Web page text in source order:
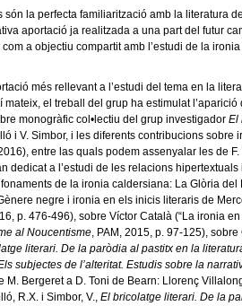
la perfecta familiarització amb la literatura
aportació ja realitzada a una part del futur
a objectiu compartit amb l’estudi de la
més rellevant a l’estudi del tema en la
el treball del grup ha estimulat
monogràfic col•lectiu del grup investigador El
i V. Simbor, i les diferents contribucions
entre las quals podem assenyalar les de
a l’estudi de les relacions
fonaments de la ironia caldersiana: La Glòria del
negre i ironia en els inicis literaris de
p. 476-496), sobre Víctor Català (“La ironia
al Noucentisme, PAM, 2015, p. 97-125),
literari. De la paròdia al pastitx en la
subjectes de l’alteritat. Estudis sobre la
M. Bergeret a D. Toni de Bearn: Llorenç
R.X. i Simbor, V., El bricolatge literari. De la